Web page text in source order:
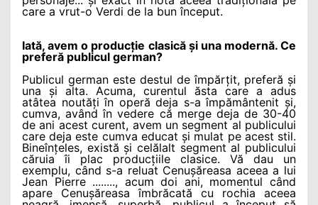
care a vrut-o Verdi de la bun început.
Iată, avem o producție clasică și una modernă. Ce
preferă publicul german?
Publicul german este destul de împărțit, preferă și
una și alta. Acuma, curentul ăsta care a adus
atâtea noutăți în operă deja s-a împământenit și,
cumva, având în vedere că merge deja de 30-40
de ani acest curent, avem un segment al publicului
care deja este cumva educat și mulat pe acest stil.
Bineînțeles, există și celălalt segment al publicului
căruia îi plac producțiile clasice. Vă dau un
exemplu, când s-a reluat Cenușăreasa aceea a lui
Jean Pierre ........, acum doi ani, momentul când
apare Cenușăreasa îmbrăcată cu rochia aceea